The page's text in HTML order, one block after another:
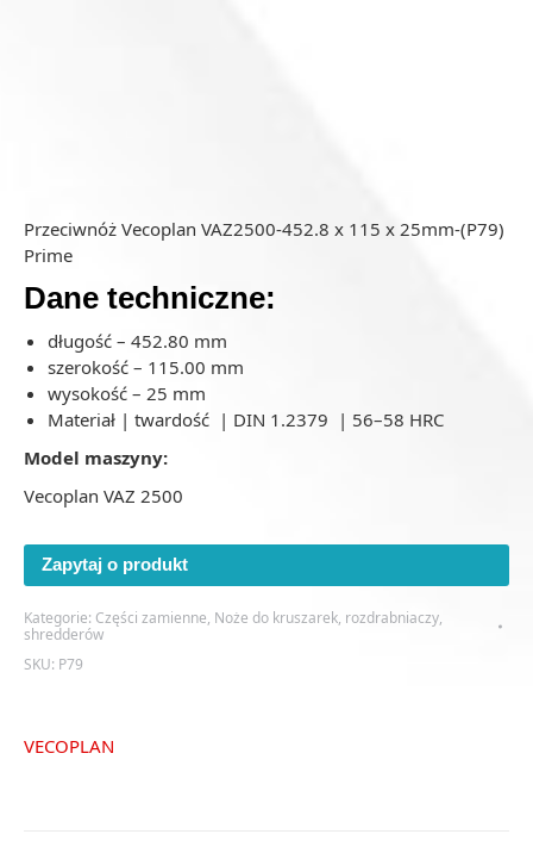
Przeciwnóż Vecoplan VAZ2500-452.8 x 115 x 25mm-(P79)
Prime
Dane techniczne:
długość – 452.80 mm
szerokość – 115.00 mm
wysokość – 25 mm
Materiał | twardość | DIN 1.2379 | 56–58 HRC
Model maszyny:
Vecoplan VAZ 2500
Zapytaj o produkt
Kategorie: Części zamienne, Noże do kruszarek, rozdrabniaczy,
shredderów
SKU: P79
VECOPLAN